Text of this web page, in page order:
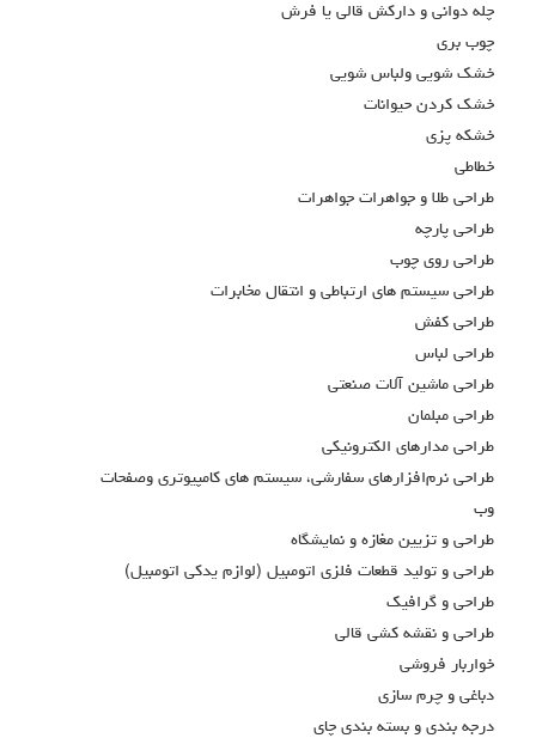
چله دواني و داركش قالي يا فرش
چوب بري
خشك شويي ولباس شويي
خشك كردن حيوانات
خشكه پزي
خطاطي
طراحي طلا و جواهرات جواهرات
طراحي پارچه
طراحي روي چوب
طراحي سيستم هاي ارتباطي و انتقال مخابرات
طراحي كفش
طراحي لباس
طراحي ماشين آلات صنعتي
طراحي مبلمان
طراحي مدارهاي الكترونيكي
طراحي نرم‌افزارهاي سفارشي، سيستم هاي كامپيوتري وصفحات
وب
طراحي و تزيين مغازه و نمايشگاه
طراحي و توليد قطعات فلزي اتومبيل (لوازم يدكي اتومبيل)
طراحي و گرافيك
طراحي و نقشه كشي قالي
خواربار فروشي
دباغي و چرم سازي
درجه بندي و بسته بندي چاي